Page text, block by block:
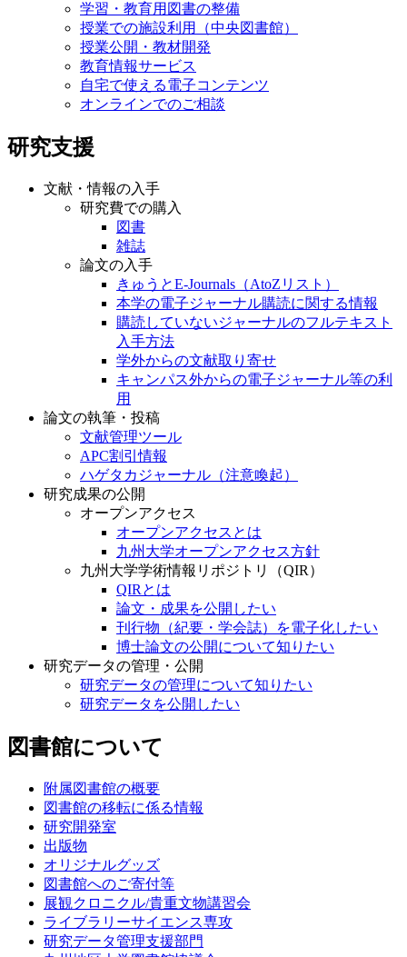
学習・教育用図書の整備
授業での施設利用（中央図書館）
授業公開・教材開発
教育情報サービス
自宅で使える電子コンテンツ
オンラインでのご相談
研究支援
文献・情報の入手
研究費での購入
図書
雑誌
論文の入手
きゅうとE-Journals（AtoZリスト）
本学の電子ジャーナル購読に関する情報
購読していないジャーナルのフルテキスト
入手方法
学外からの文献取り寄せ
キャンパス外からの電子ジャーナル等の利
用
論文の執筆・投稿
文献管理ツール
APC割引情報
ハゲタカジャーナル（注意喚起）
研究成果の公開
オープンアクセス
オープンアクセスとは
九州大学オープンアクセス方針
九州大学学術情報リポジトリ（QIR）
QIRとは
論文・成果を公開したい
刊行物（紀要・学会誌）を電子化したい
博士論文の公開について知りたい
研究データの管理・公開
研究データの管理について知りたい
研究データを公開したい
図書館について
附属図書館の概要
図書館の移転に係る情報
研究開発室
出版物
オリジナルグッズ
図書館へのご寄付等
展観クロニクル/貴重文物講習会
ライブラリーサイエンス専攻
研究データ管理支援部門